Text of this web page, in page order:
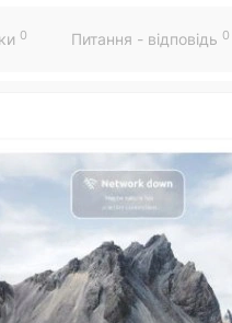
0 Питання - відповідь 0